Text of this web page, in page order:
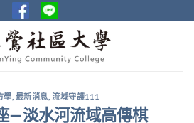
學 最新消息 ,流域守護111
—淡水河流域高傳棋